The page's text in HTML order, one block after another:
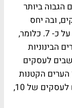
הגבוה ביותר
מעל 73 אלף עסקים, ובה יחס
התושבים לעסקים הינו הטוב ביותר, ועומד על כ- 7. כלומר,
הבינוניות
לעסקים
הערים הקטנות
בולטת עיריית רמת השרון עם יחס תושבים לעסקים של 10,